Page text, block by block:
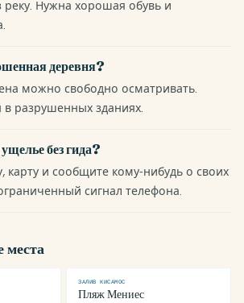
реку. Нужна хорошая обувь и
деревня?
можно свободно осматривать.
разрушенных зданиях.
без гида?
карту и сообщите кому-нибудь о своих
сигнал телефона.
места
ЗАЛИВ КИСАМОС
Пляж Мениес